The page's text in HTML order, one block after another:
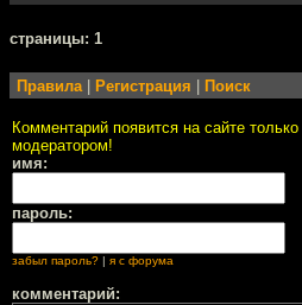
cтраницы: 1
Правила| Регистрация Поиск
Комментарий появится на сайте
модератором!
имя:
пароль:
забыл пароль? я с форума
комментарий: